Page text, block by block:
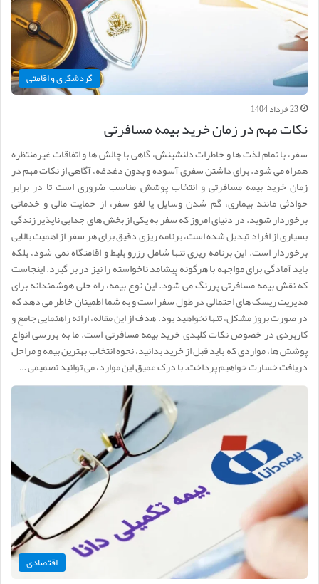
گردشگری و اقامتی
23 خرداد 1404
نکات مهم در زمان خرید بیمه مسافرتی
سفر، با تمام لذت ها و خاطرات دلنشینش، گاهی با چالش ها و اتفاقات غیرمنتظره
همراه می شود. برای داشتن سفری آسوده و بدون دغدغه، آگاهی از نکات مهم در
زمان خرید بیمه مسافرتی و انتخاب پوشش مناسب ضروری است تا در برابر
حوادثی مانند بیماری، گم شدن وسایل یا لغو سفر، از حمایت مالی و خدماتی
برخوردار شوید. در دنیای امروز که سفر به یکی از بخش های جدایی ناپذیر زندگی
بسیاری از افراد تبدیل شده است، برنامه ریزی دقیق برای هر سفر از اهمیت بالایی
برخوردار است. این برنامه ریزی تنها شامل رزرو بلیط و اقامتگاه نمی شود، بلکه
باید آمادگی برای مواجهه با هرگونه پیشامد ناخواسته را نیز در بر گیرد. اینجاست
که نقش بیمه مسافرتی پررنگ می شود. این نوع بیمه، راه حلی هوشمندانه برای
مدیریت ریسک های احتمالی در طول سفر است و به شما اطمینان خاطر می دهد که
در صورت بروز مشکل، تنها نخواهید بود. هدف از این مقاله، ارائه راهنمایی جامع و
کاربردی در خصوص نکات کلیدی خرید بیمه مسافرتی است. ما به بررسی انواع
پوشش ها، مواردی که باید قبل از خرید بدانید، نحوه انتخاب بهترین بیمه و مراحل
دریافت خسارت خواهیم پرداخت. با درک عمیق این موارد، می توانید تصمیمی …
اقتصادی